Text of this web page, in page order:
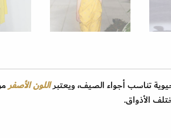
تناسب أجواء الصيف، ويعتبراللون الأصفر
الأذواق.